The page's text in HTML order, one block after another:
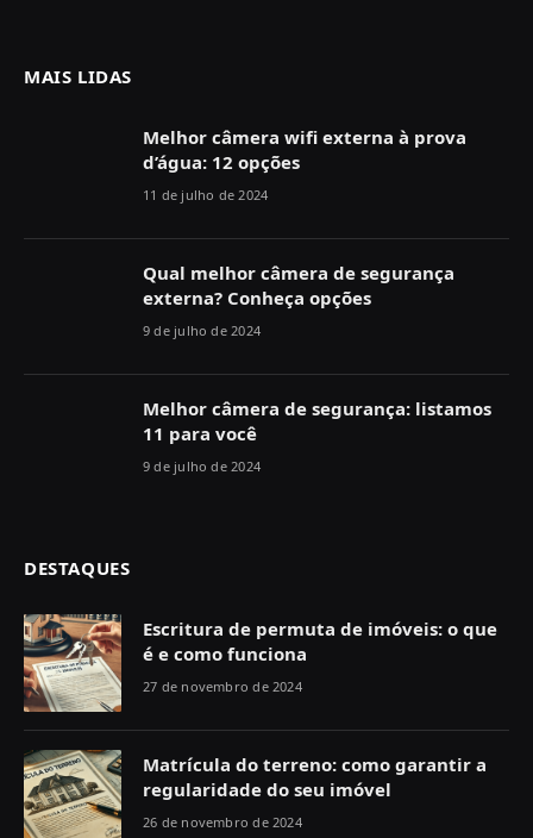
MAIS LIDAS
Melhor câmera wifi externa à prova
d’água: 12 opções
11 de julho de 2024
Qual melhor câmera de segurança
externa? Conheça opções
9 de julho de 2024
Melhor câmera de segurança: listamos
11 para você
9 de julho de 2024
DESTAQUES
Escritura de permuta de imóveis: o que
é e como funciona
27 de novembro de 2024
Matrícula do terreno: como garantir a
regularidade do seu imóvel
26 de novembro de 2024